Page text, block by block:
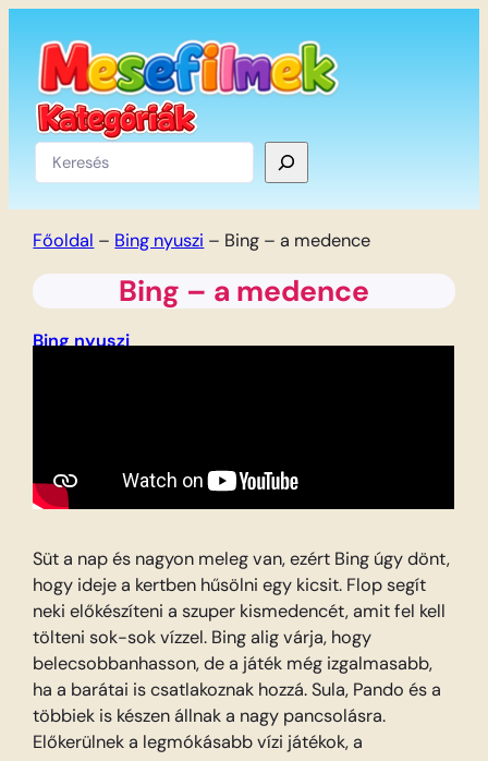
tartalomhoz
Keresés
Főoldal – Bing nyuszi – Bing – a medence
Bing – a medence
Bing nyuszi
Süt a nap és nagyon meleg van, ezért Bing úgy dönt,
hogy ideje a kertben hűsölni egy kicsit. Flop segít
neki előkészíteni a szuper kismedencét, amit fel kell
tölteni sok-sok vízzel. Bing alig várja, hogy
belecsobbanhasson, de a játék még izgalmasabb,
ha a barátai is csatlakoznak hozzá. Sula, Pando és a
többiek is készen állnak a nagy pancsolásra.
Előkerülnek a legmókásabb vízi játékok, a